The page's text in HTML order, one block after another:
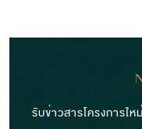
รับข่าวสารโครงการใ